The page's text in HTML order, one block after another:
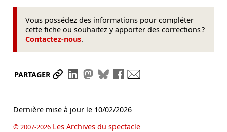
Vous possédez des informations pour compléter
cette fiche ou souhaitez y apporter des corrections ?
Contactez-nous.
PARTAGER Partager le lien
Partager sur LinkedIn
Partager sur Mastodon
Partager sur Bluesky
Partager sur Facebook
Dernière mise à jour le 10/02/2026
© 2007-2026Les Archives du spectacle